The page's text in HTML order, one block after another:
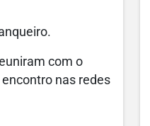
com o
nas redes